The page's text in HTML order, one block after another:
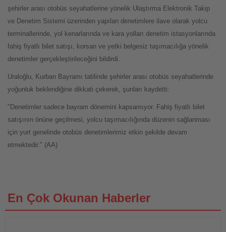
şehirler arası otobüs seyahatlerine yönelik Ulaştırma Elektronik Takip
ve Denetim Sistemi üzerinden yapılan denetimlere ilave olarak yolcu
terminallerinde, yol kenarlarında ve kara yolları denetim istasyonlarında
fahiş fiyatlı bilet satışı, korsan ve yetki belgesiz taşımacılığa yönelik
denetimler gerçekleştirileceğini bildirdi.
Uraloğlu, Kurban Bayramı tatilinde şehirler arası otobüs seyahatlerinde
yoğunluk beklendiğine dikkati çekerek, şunları kaydetti:
"Denetimler sadece bayram dönemini kapsamıyor. Fahiş fiyatlı bilet
satışının önüne geçilmesi, yolcu taşımacılığında düzenin sağlanması
için yurt genelinde otobüs denetimlerimiz etkin şekilde devam
etmektedir." (AA)
En Çok Okunan Haberler